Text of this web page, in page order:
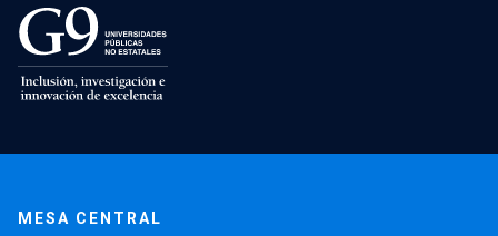
MESA CENTRAL